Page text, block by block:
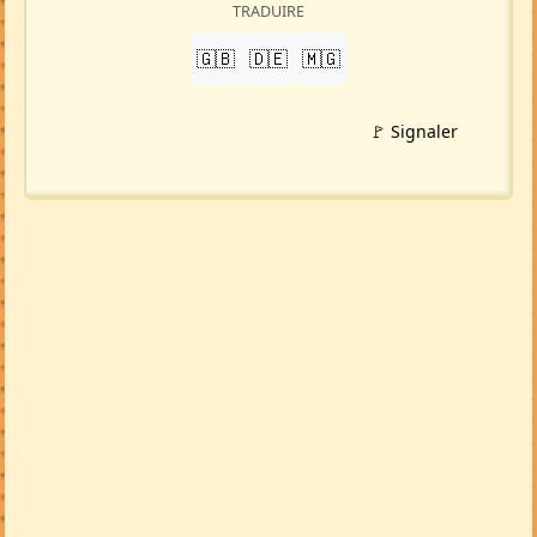
TRADUIRE
🇬🇧 🇩🇪 🇲🇬
🚩 Signaler